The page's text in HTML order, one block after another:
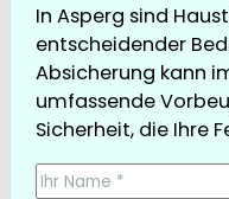
In Asperg sind
entscheidender
Absicherung kann
umfassende
Sicherheit, die Ihre